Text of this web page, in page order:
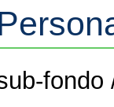
fondo